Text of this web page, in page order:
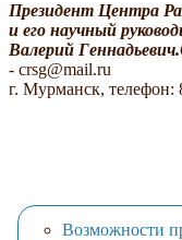
Президент Центра
и его научный
Валерий
- crsg@mail.ru
г. Мурманск, телефон:
Возможности